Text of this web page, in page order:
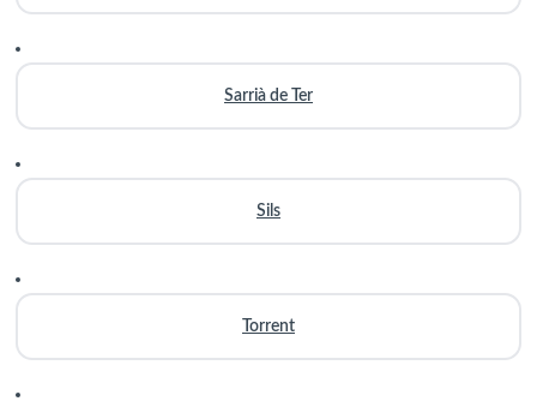
Sarrià de Ter
Sils
Torrent